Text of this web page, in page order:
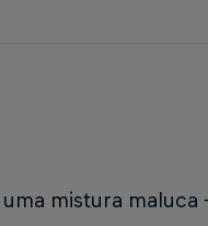
mistura maluca